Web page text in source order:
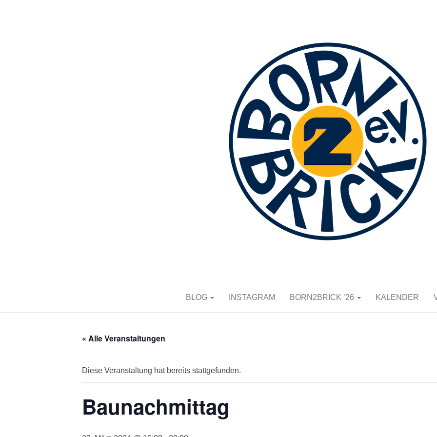
BLOG INSTAGRAM BORN2BRICK ’26 KALENDER
« Alle Veranstaltungen
Diese Veranstaltung hat bereits stattgefunden.
Baunachmittag